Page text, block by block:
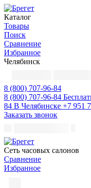
Каталог
Товары
Поиск
Сравнение
Избранное
Челябинск
8 (800) 707-96-84
8 (800) 707-96-84
84 В Челябинске +7 951
Заказать звонок
Cеть часовых салонов
Сравнение
Избранное